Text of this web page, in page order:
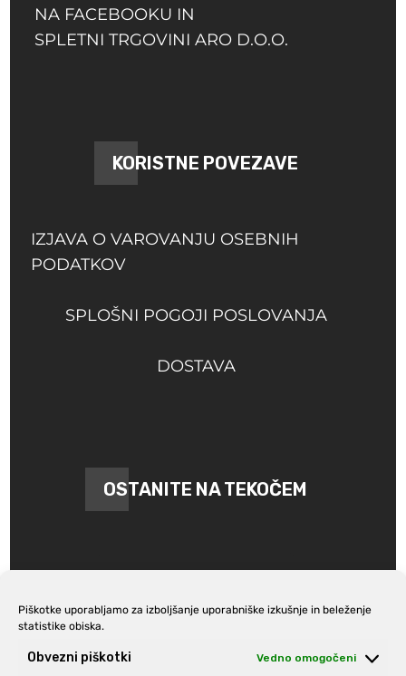
Piškotke uporabljamo za izboljšanje uporabniške izkušnje in beleženje
statistike obiska.
Obvezni piškotki Vedno omogočeni
NA FACEBOOKU IN
SPLETNI TRGOVINI ARO D.O.O.
KORISTNE POVEZAVE
IZJAVA O VAROVANJU OSEBNIH
PODATKOV
SPLOŠNI POGOJI POSLOVANJA
DOSTAVA
OSTANITE NA TEKOČEM